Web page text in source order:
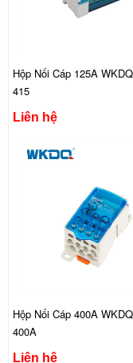
Hộp Nối Cáp 125A
415
Liên hệ
Hộp Nối Cáp 400A
400A
Liên hệ